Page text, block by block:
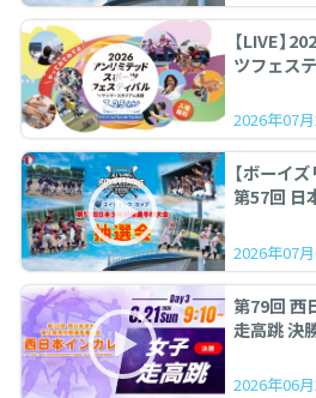
【LIVE】
ツフェス
2026年07
【ボーイ
第57回 日
2026年07
第79回 西
走高跳 決
2026年06